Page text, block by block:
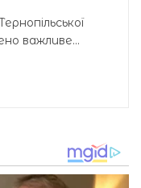
важливе...